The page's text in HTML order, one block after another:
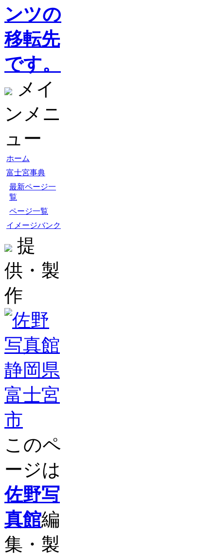
ンツの
移転先
です。
メイ
ンメニ
ュー
ホーム
富士宮事典
最新ページ一
覧
ページ一覧
イメージバンク
提
供・製
作
このペ
ージは
佐野写
真館編
集・製